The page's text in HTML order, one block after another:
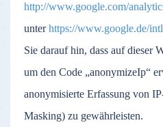
http://www.google.com/
unterhttps://www.google.de/
Sie darauf hin, dass auf dieser
um den Code „anonymizeIp“
anonymisierte Erfassung von
Masking) zu gewährleisten.